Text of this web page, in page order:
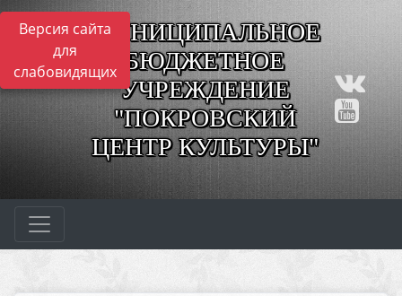
Версия сайта
для
слабовидящих
МУНИЦИПАЛЬНОЕ
БЮДЖЕТНОЕ
УЧРЕЖДЕНИЕ
"ПОКРОВСКИЙ
ЦЕНТР КУЛЬТУРЫ"